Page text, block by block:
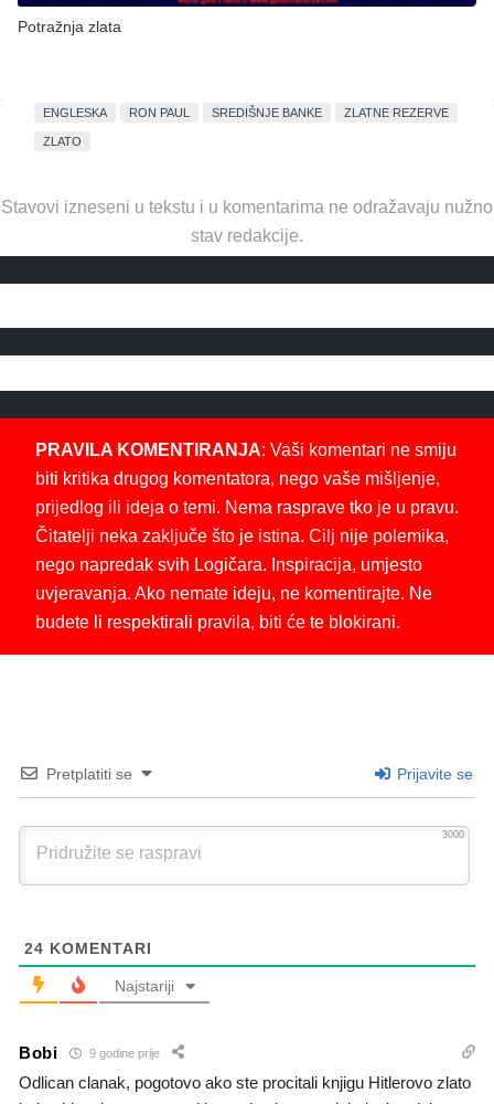
Potražnja zlata
ENGLESKA RON PAUL SREDIŠNJE BANKE ZLATNE REZERVE
ZLATO
Stavovi izneseni u tekstu i u komentarima ne odražavaju nužno
stav redakcije.
PRAVILA KOMENTIRANJA: Vaši komentari ne smiju
biti kritika drugog komentatora, nego vaše mišljenje,
prijedlog ili ideja o temi. Nema rasprave tko je u pravu.
Čitatelji neka zaključe što je istina. Cilj nije polemika,
nego napredak svih Logičara. Inspiracija, umjesto
uvjeravanja. Ako nemate ideju, ne komentirajte. Ne
budete li respektirali pravila, biti će te blokirani.
Pretplatiti se Prijavite se
3000
24 KOMENTARI
Najstariji
Bobi 9 godine prije
Odlican clanak, pogotovo ako ste procitali knjigu Hitlerovo zlato